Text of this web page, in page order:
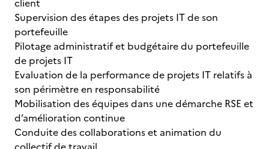
client
Supervision des étapes des projets IT de son
portefeuille
Pilotage administratif et budgétaire du portefeuille
de projets IT
Evaluation de la performance de projets IT relatifs à
son périmètre en responsabilité
Mobilisation des équipes dans une démarche RSE et
d’amélioration continue
Conduite des collaborations et animation du